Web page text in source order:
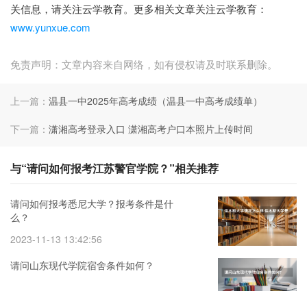
关信息，请关注云学教育。更多相关文章关注云学教育：
www.yunxue.com
免责声明：文章内容来自网络，如有侵权请及时联系删除。
上一篇： 温县一中2025年高考成绩（温县一中高考成绩单）
下一篇： 潇湘高考登录入口 潇湘高考户口本照片上传时间
与“请问如何报考江苏警官学院？”相关推荐
请问如何报考悉尼大学？报考条件是什
么？
2023-11-13 13:42:56
请问山东现代学院宿舍条件如何？